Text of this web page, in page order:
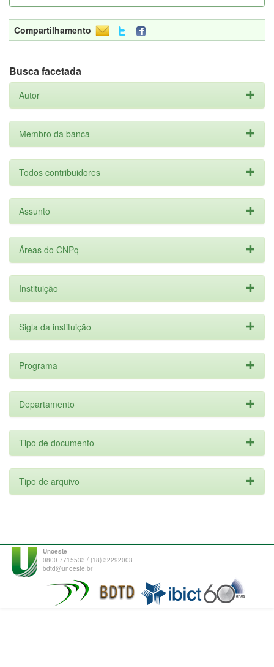
Compartilhamento
Busca facetada
Autor
Membro da banca
Todos contribuidores
Assunto
Áreas do CNPq
Instituição
Sigla da instituição
Programa
Departamento
Tipo de documento
Tipo de arquivo
Unoeste
0800 7715533 / (18) 32292003
bdtd@unoeste.br